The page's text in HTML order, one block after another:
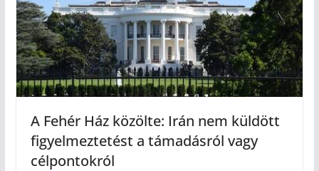
A Fehér Ház közölte: Irán nem küldött
figyelmeztetést a támadásról vagy
célpontokról